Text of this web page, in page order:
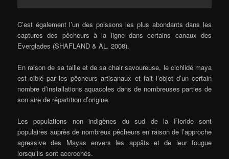
C’est également l’un des poissons les plus abondants dans les
captures des pêcheurs à la ligne dans certains canaux des
Everglades (SHAFLAND & AL. 2008).
En raison de sa taille et de sa chair savoureuse, le cichlidé maya
est ciblé par les pêcheurs artisanaux et fait l’objet d’un certain
nombre d’installations aquacoles dans de nombreuses parties de
son aire de répartition d’origine.
Les populations non indigènes du sud de la Floride sont
populaires auprès de nombreux pêcheurs en raison de l’approche
agressive des Mayas envers les appâts et de leur fougue
lorsqu’ils sont accrochés.